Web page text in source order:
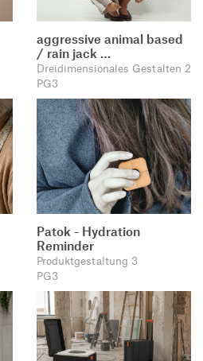
aggressive animal based
/ rain jack …
Dreidimensionales Gestalten 2
PG3
Patok - Hydration
Reminder
Produktgestaltung 3
PG3